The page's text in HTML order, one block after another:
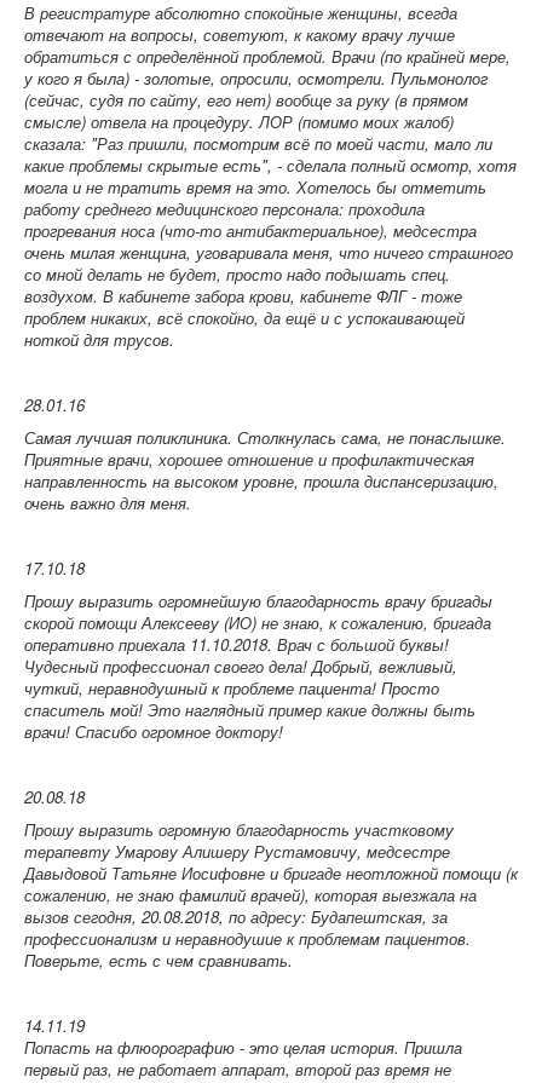
В регистратуре абсолютно спокойные женщины, всегда
отвечают на вопросы, советуют, к какому врачу лучше
обратиться с определённой проблемой. Врачи (по крайней мере,
у кого я была) - золотые, опросили, осмотрели. Пульмонолог
(сейчас, судя по сайту, его нет) вообще за руку (в прямом
смысле) отвела на процедуру. ЛОР (помимо моих жалоб)
сказала: "Раз пришли, посмотрим всё по моей части, мало ли
какие проблемы скрытые есть", - сделала полный осмотр, хотя
могла и не тратить время на это. Хотелось бы отметить
работу среднего медицинского персонала: проходила
прогревания носа (что-то антибактериальное), медсестра
очень милая женщина, уговаривала меня, что ничего страшного
со мной делать не будет, просто надо подышать спец.
воздухом. В кабинете забора крови, кабинете ФЛГ - тоже
проблем никаких, всё спокойно, да ещё и с успокаивающей
ноткой для трусов.
28.01.16
Самая лучшая поликлиника. Столкнулась сама, не понаслышке.
Приятные врачи, хорошее отношение и профилактическая
направленность на высоком уровне, прошла диспансеризацию,
очень важно для меня.
17.10.18
Прошу выразить огромнейшую благодарность врачу бригады
скорой помощи Алексееву (ИО) не знаю, к сожалению, бригада
оперативно приехала 11.10.2018. Врач с большой буквы!
Чудесный профессионал своего дела! Добрый, вежливый,
чуткий, неравнодушный к проблеме пациента! Просто
спаситель мой! Это наглядный пример какие должны быть
врачи! Спасибо огромное доктору!
20.08.18
Прошу выразить огромную благодарность участковому
терапевту Умарову Алишеру Рустамовичу, медсестре
Давыдовой Татьяне Иосифовне и бригаде неотложной помощи (к
сожалению, не знаю фамилий врачей), которая выезжала на
вызов сегодня, 20.08.2018, по адресу: Будапештская, за
профессионализм и неравнодушие к проблемам пациентов.
Поверьте, есть с чем сравнивать.
14.11.19
Попасть на флюорографию - это целая история. Пришла
первый раз, не работает аппарат, второй раз время не